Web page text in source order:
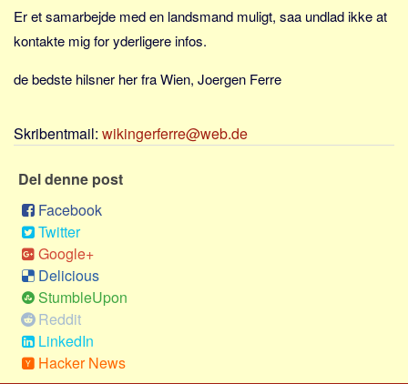
Er et samarbejde med en landsmand muligt, saa undlad ikke at
kontakte mig for yderligere infos.
de bedste hilsner her fra Wien, Joergen Ferre
Skribentmail: wikingerferre@web.de
Del denne post
Facebook
Twitter
Google+
Delicious
StumbleUpon
Reddit
LinkedIn
Hacker News